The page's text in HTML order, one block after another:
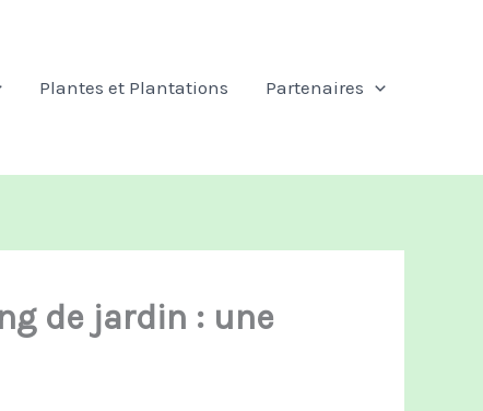
Plantes et Plantations Partenaires
de jardin : une